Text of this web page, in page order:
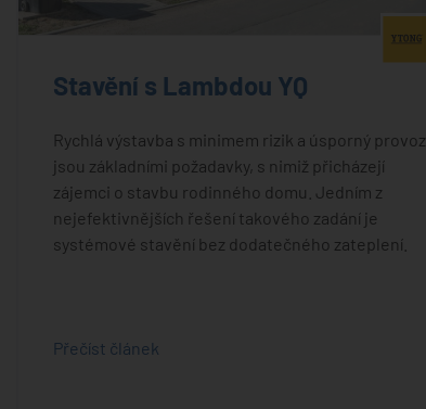
Stavění s Lambdou YQ
Rychlá výstavba s minimem rizik a úsporný provoz
jsou základními požadavky, s nimiž přicházejí
zájemci o stavbu rodinného domu. Jedním z
nejefektivnějších řešení takového zadání je
systémové stavění bez dodatečného zateplení.
Přečíst článek